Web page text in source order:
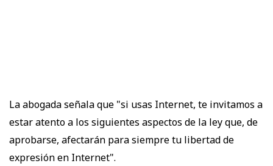
La abogada señala que "si usas Internet, te invitamos a
estar atento a los siguientes aspectos de la ley que, de
aprobarse, afectarán para siempre tu libertad de
expresión en Internet".